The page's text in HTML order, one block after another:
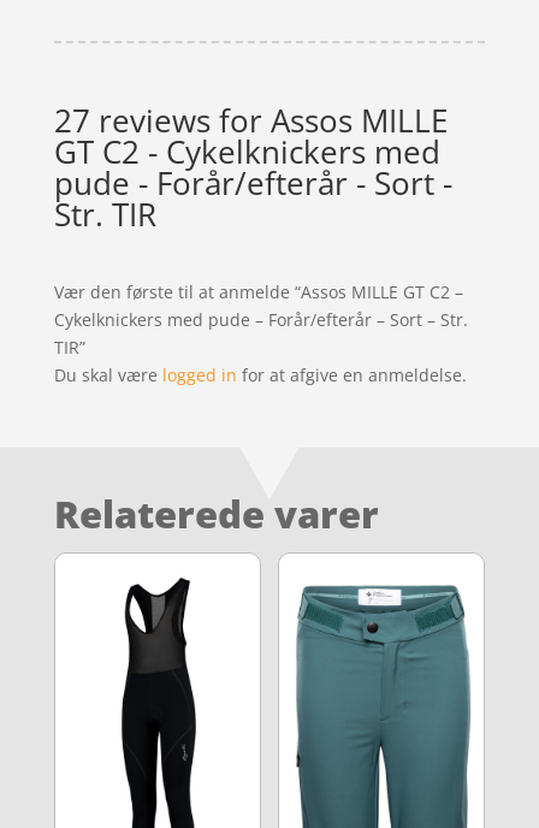
27 reviews forAssos MILLE
GT C2 - Cykelknickers med
pude - Forår/efterår - Sort -
Str. TIR
Vær den første til at anmelde “Assos MILLE GT C2 –
Cykelknickers med pude – Forår/efterår – Sort – Str.
TIR”
Du skal være logged in for at afgive en anmeldelse.
Relaterede varer